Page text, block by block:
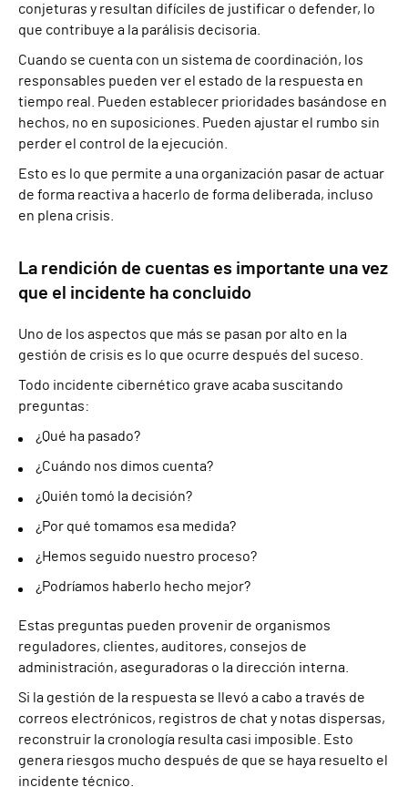
conjeturas y resultan difíciles de justificar o defender, lo
que contribuye a la parálisis decisoria.
Cuando se cuenta con un sistema de coordinación, los
responsables pueden ver el estado de la respuesta en
tiempo real. Pueden establecer prioridades basándose en
hechos, no en suposiciones. Pueden ajustar el rumbo sin
perder el control de la ejecución.
Esto es lo que permite a una organización pasar de actuar
de forma reactiva a hacerlo de forma deliberada, incluso
en plena crisis.
La rendición de cuentas es importante una vez
que el incidente ha concluido
Uno de los aspectos que más se pasan por alto en la
gestión de crisis es lo que ocurre después del suceso.
Todo incidente cibernético grave acaba suscitando
preguntas:
¿Qué ha pasado?
¿Cuándo nos dimos cuenta?
¿Quién tomó la decisión?
¿Por qué tomamos esa medida?
¿Hemos seguido nuestro proceso?
¿Podríamos haberlo hecho mejor?
Estas preguntas pueden provenir de organismos
reguladores, clientes, auditores, consejos de
administración, aseguradoras o la dirección interna.
Si la gestión de la respuesta se llevó a cabo a través de
correos electrónicos, registros de chat y notas dispersas,
reconstruir la cronología resulta casi imposible. Esto
genera riesgos mucho después de que se haya resuelto el
incidente técnico.